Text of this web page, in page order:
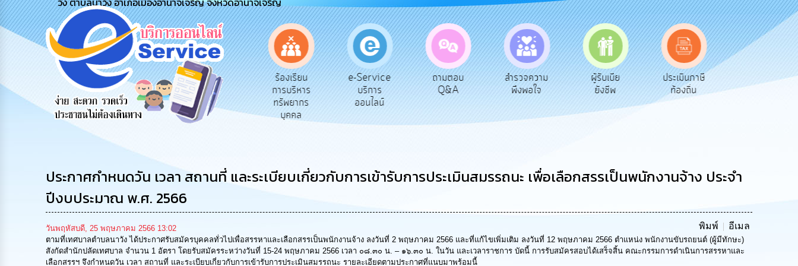
รับฟังความ
คิดเห็น
ประชาชน
ร้องเรียน
ร้องทุกข์
ร้องเรียน
การทุจริต
ร้องเรียน
การบริหาร
ทรัพยากร
บุคคล
e-Service
บริการ
ออนไลน์
ถามตอบ
Q&A
สำรวจความ
พึงพอใจ
ผู้รับเบีย
ยังชีพ
ประเมินภาษี
ท้องถิ่น
ทะเบียน
พาณิชย์
ประกาศกำหนดวัน เวลา สถานที่ และระเบียบเกี่ยวกับการเข้ารับการประเมินสมรรถนะ เพื่อเลือกสรรเป็นพนักงานจ้าง ประจำ
ปีงบประมาณ พ.ศ. 2566
วันพฤหัสบดี, 25 พฤษภาคม 2566 13:02 พิมพ์ อีเมล
ตามที่เทศบาลตำบลนาวัง ได้ประกาศรับสมัครบุคคลทั่วไปเพื่อสรรหาและเลือกสรรเป็นพนักงานจ้าง ลงวันที่ 2 พฤษภาคม 2566 และที่แก้ไขเพิ่มเติม ลงวันที่ 12 พฤษภาคม 2566 ตำแหน่ง พนักงานขับรถยนต์ (ผู้มีทักษะ)
สังกัดสำนักปลัดเทศบาล จำนวน 1 อัตรา โดยรับสมัครระหว่างวันที่ 15-24 พฤษภาคม 2566 เวลา ๐๘.๓๐ น. – ๑๖.๓๐ น. ในวัน และเวลาราชการ บัดนี้ การรับสมัครสอบได้เสร็จสิ้น คณะกรรมการดำเนินการสรรหาและ
เลือกสรรฯ จึงกำหนดวัน เวลา สถานที่ และระเบียบเกี่ยวกับการเข้ารับการประเมินสมรรถนะ รายละเอียดตามประกาศที่แนบมาพร้อมนี้